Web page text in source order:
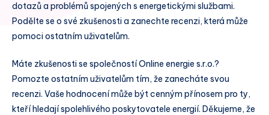
dotazů a problémů spojených s energetickými službami.
Podělte se o své zkušenosti a zanechte recenzi, která může
pomoci ostatním uživatelům.
Máte zkušenosti se společností Online energie s.r.o.?
Pomozte ostatním uživatelům tím, že zanecháte svou
recenzi. Vaše hodnocení může být cenným přínosem pro ty,
kteří hledají spolehlivého poskytovatele energií. Děkujeme, že